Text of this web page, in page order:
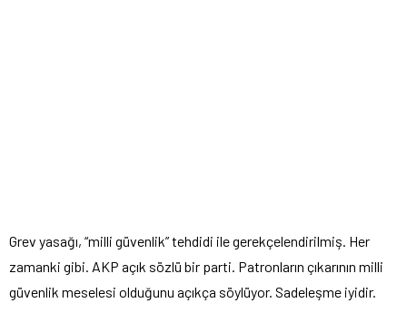
Grev yasağı, “milli güvenlik” tehdidi ile gerekçelendirilmiş. Her
zamanki gibi. AKP açık sözlü bir parti. Patronların çıkarının milli
güvenlik meselesi olduğunu açıkça söylüyor. Sadeleşme iyidir.